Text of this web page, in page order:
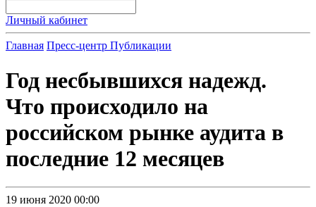
Личный кабинет
Главная Пресс-центр Публикации
Год несбывшихся надежд.
Что происходило на
российском рынке аудита в
последние 12 месяцев
19 июня 2020 00:00